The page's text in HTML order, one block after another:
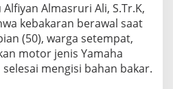
Almasruri Ali, S.Tr.K,
kebakaran berawal saat
(50), warga setempat,
motor jenis Yamaha
mengisi bahan bakar.